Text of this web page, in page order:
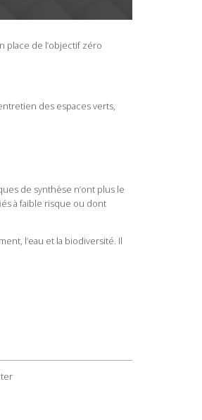
place de l’objectif zéro
des espaces verts,
de synthèse n’ont plus le
à faible risque ou dont
l’eau et la biodiversité. Il